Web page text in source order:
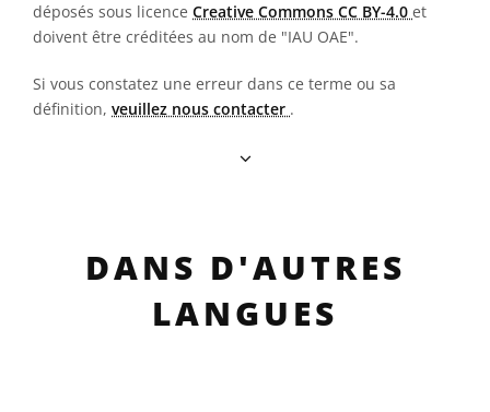
déposés sous licence Creative Commons CC BY-4.0 et
doivent être créditées au nom de "IAU OAE".
Si vous constatez une erreur dans ce terme ou sa
définition, veuillez nous contacter .
DANS D'AUTRES
LANGUES